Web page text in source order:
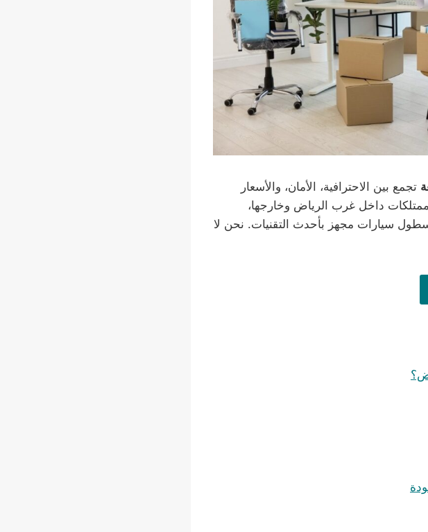
تجمع بين الاحترافية، الأمان، والأسعار
داخل غرب الرياض وخارجها،
سيارات مجهز بأحدث التقنيات. نحن لا